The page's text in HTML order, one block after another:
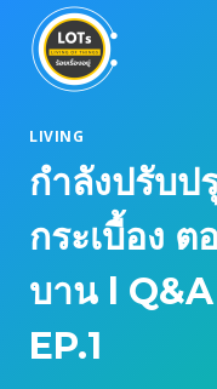
content
LIVING
กำลังปรับป
กระเบื้อง
บาน l
EP.1